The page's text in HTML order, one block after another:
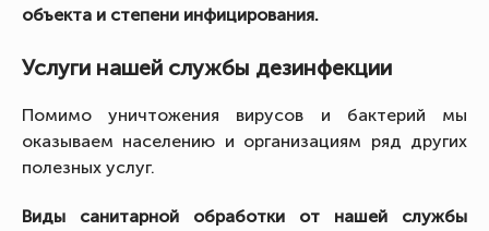
объекта и степени инфицирования.
Услуги нашей службы дезинфекции
Помимо уничтожения вирусов и бактерий мы
оказываем населению и организациям ряд других
полезных услуг.
Виды санитарной обработки от нашей службы